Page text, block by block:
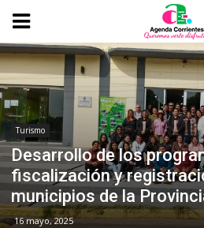
Turismo
Desarrollo de los
fiscalización y
municipios de la
16 mayo, 2025